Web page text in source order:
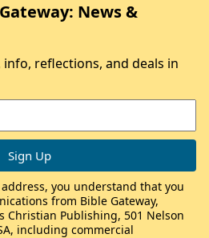
News &
info, reflections, and deals in
you understand that you
from Bible Gateway,
Christian Publishing, 501 Nelson
including commercial